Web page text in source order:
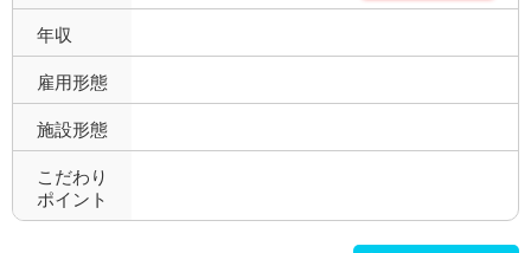
年収
雇用形態
施設形態
こだわり
ポイント